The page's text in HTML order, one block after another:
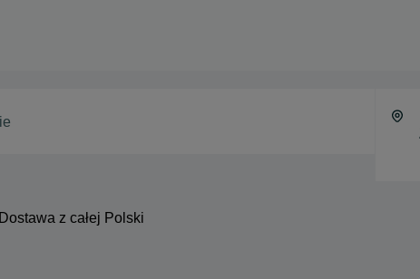
Dostawa z całej Polski